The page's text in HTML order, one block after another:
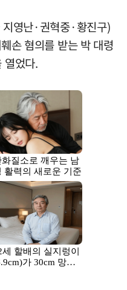
영난·권혁중·황진구)
손 혐의를 받는 박 대령
열었다.